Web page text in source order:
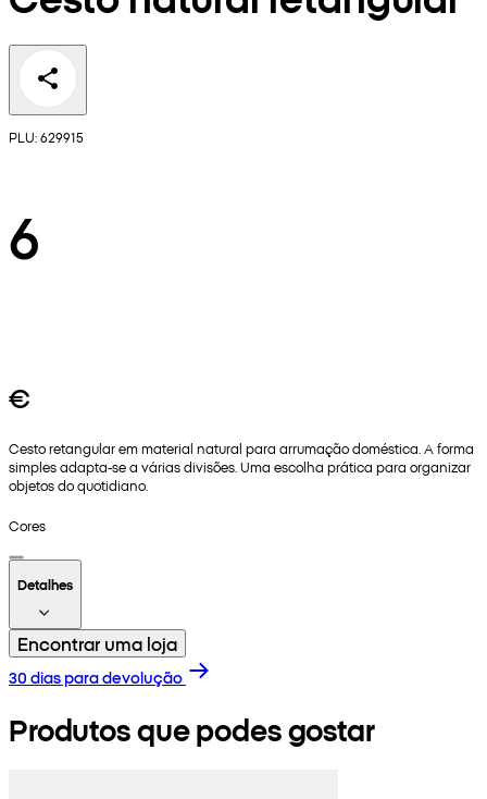
PLU: 629915
6
€
Cesto retangular em material natural para arrumação doméstica. A forma
simples adapta-se a várias divisões. Uma escolha prática para organizar
objetos do quotidiano.
Cores
Detalhes
Encontrar uma loja
30 dias para devolução
Produtos que podes gostar